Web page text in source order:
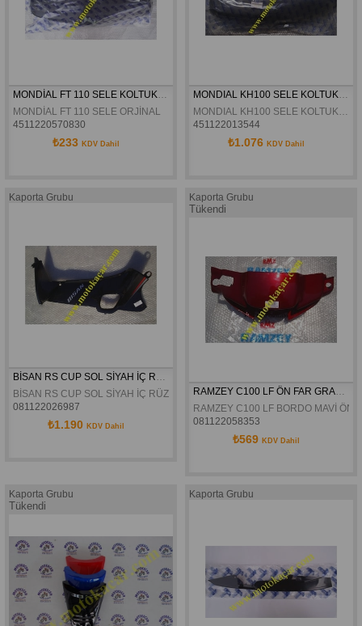
MONDİAL FT 110 SELE KOLTUK ORJİNAL
MONDİAL FT 110 SELE ORJİNAL
4511220570830
₺233 KDV Dahil
MONDIAL KH100 SELE KOLTUK ORJINAL
MONDIAL KH100 SELE KOLTUK ORJINAL
451122013544
₺1.076 KDV Dahil
Kaporta Grubu
BİSAN RS CUP SOL SİYAH İÇ RÜZGARLIK ORJİNAL
BİSAN RS CUP SOL SİYAH İÇ RÜZGARLIK ORJİNAL
081122026987
₺1.190 KDV Dahil
Kaporta Grubu
Tükendi
RAMZEY C100 LF ÖN FAR GRANAJI ORJİNAL
RAMZEY C100 LF BORDO MAVİ ÖN
081122058353
₺569 KDV Dahil
Kaporta Grubu
Tükendi
Kaporta Grubu